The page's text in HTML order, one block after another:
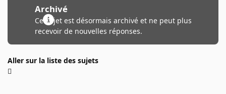
Archivé
Ce sujet est désormais archivé et ne peut plus
recevoir de nouvelles réponses.
Aller sur la liste des sujets